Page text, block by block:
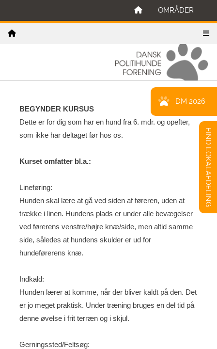
OMRÅDER
BEGYNDER KURSUS
Dette er for dig som har en hund fra 6. mdr. og opefter,
som ikke har deltaget før hos os.
Kurset omfatter bl.a.:
Lineføring:
Hunden skal lære at gå ved siden af føreren, uden at
trække i linen. Hundens plads er under alle bevægelser
ved førerens venstre/højre knæ/side, men altid samme
side, således at hundens skulder er ud for
hundeførerens knæ.
Indkald:
Hunden lærer at komme, når der bliver kaldt på den. Det
er jo meget praktisk. Under træning bruges en del tid på
denne øvelse i frit terræn og i skjul.
Gerningssted/Feltsøg:
DM 2026
FIND LOKALAFDELING